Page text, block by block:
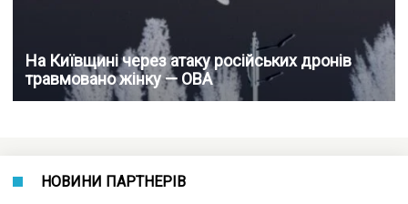
На Київщині через атаку російських дронів
травмовано жінку — ОВА
НОВИНИ ПАРТНЕРІВ